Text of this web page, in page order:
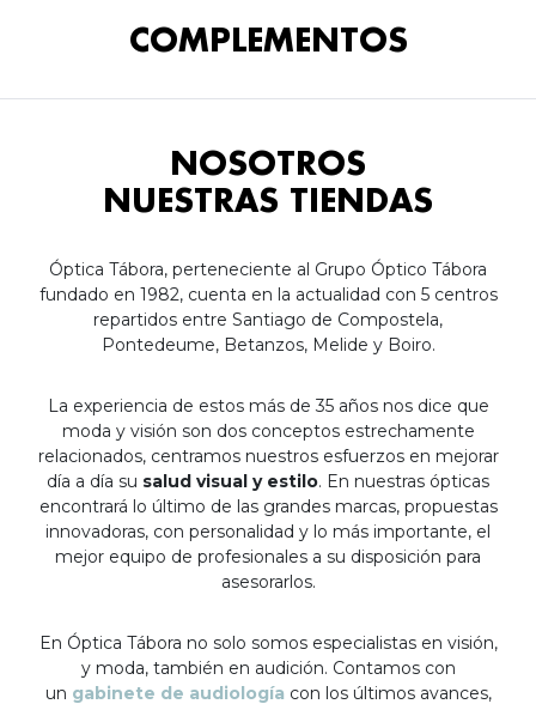
COMPLEMENTOS
NOSOTROS
NUESTRAS TIENDAS
Óptica Tábora, perteneciente al Grupo Óptico Tábora
fundado en 1982, cuenta en la actualidad con 5 centros
repartidos entre Santiago de Compostela,
Pontedeume, Betanzos, Melide y Boiro.
La experiencia de estos más de 35 años nos dice que
moda y visión son dos conceptos estrechamente
relacionados, centramos nuestros esfuerzos en mejorar
día a día su salud visual y estilo. En nuestras ópticas
encontrará lo último de las grandes marcas, propuestas
innovadoras, con personalidad y lo más importante, el
mejor equipo de profesionales a su disposición para
asesorarlos.
En Óptica Tábora no solo somos especialistas en visión,
y moda, también en audición. Contamos con
un gabinete de audiología con los últimos avances,